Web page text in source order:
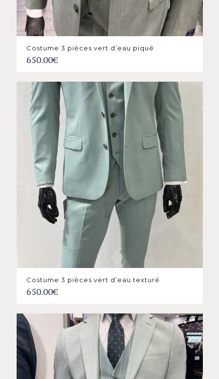
Costume 3 pièces vert d’eau piqué
650.00€
Costume 3 pièces vert d’eau texturé
650.00€